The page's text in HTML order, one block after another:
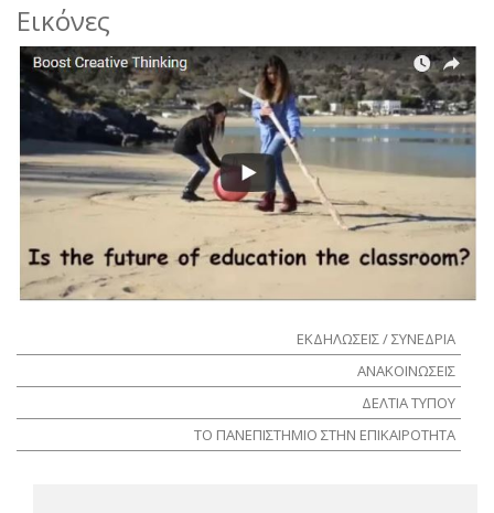
Εικόνες
ΕΚΔΗΛΩΣΕΙΣ / ΣΥΝΕΔΡΙΑ
ΑΝΑΚΟΙΝΩΣΕΙΣ
ΔΕΛΤΙΑ ΤΥΠΟΥ
ΤΟ ΠΑΝΕΠΙΣΤΗΜΙΟ ΣΤΗΝ ΕΠΙΚΑΙΡΟΤΗΤΑ